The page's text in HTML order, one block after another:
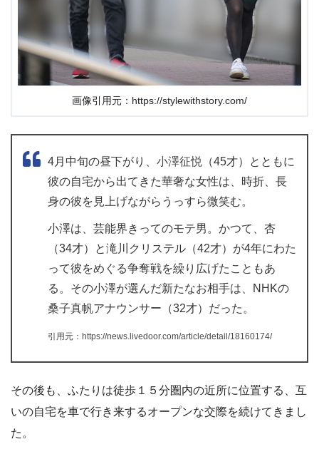
画像引用元：https://stylewithstory.com/
4月中旬の昼下がり、 小澤征悦 （45才）とともに
彼の自宅から出てきた華奢な女性は、時折、長
身の彼を見上げながらうっすら微笑む。
小澤は、芸能界きってのモテ男。かつて、杏
（34才）と滝川クリステル（42才）が4年にわた
って彼をめぐる争奪戦を繰り広げたこともあ
る。その小澤が選んだ新たなお相手は、NHKの
桑子真帆アナウンサー（32才）だった。
引用元：https://news.livedoor.com/article/detail/18160174/
その後も、ふたりは徒歩１５分圏内の近所に位置する、互
いの自宅を車で行き来するオープンな交際を続けてきまし
た。